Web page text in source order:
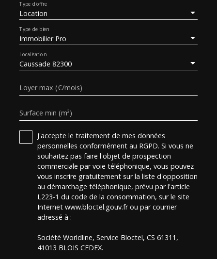
Location
Type d'offre
Immobilier Pro
Type de bien
Caussade 82300
Localisation
Loyer max (€/mois)
Surface min (m²)
J'accepte le traitement de mes données
personnelles conformément au RGPD. Si vous ne
souhaitez pas faire l'objet de prospection
commerciale par voie téléphonique, vous pouvez
vous inscrire gratuitement sur la liste d'opposition
au démarchage téléphonique, prévu par l'article
L223-1 du code de la consommation, sur le site
Internet www.bloctel.gouv.fr ou par courrier
adressé à :
Société Worldline, Service Bloctel, CS 61311,
41013 BLOIS CEDEX.